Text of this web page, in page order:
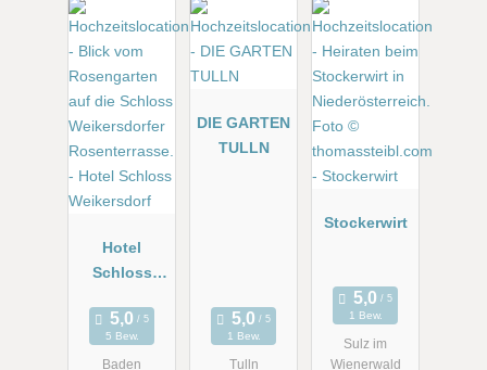
Hotel
Schloss
5 Bew.
Baden
DIE GARTEN
TULLN
1 Bew.
Tulln
Stockerwirt
1 Bew.
Sulz im
Wienerwald